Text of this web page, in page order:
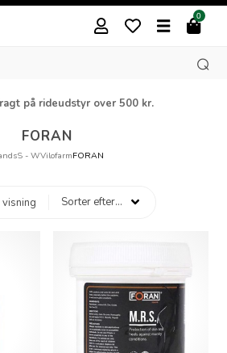
0
på rideudstyr over 500 kr.
FORAN
S - WVilofarmFORAN